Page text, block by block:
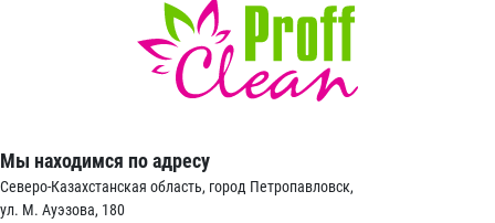
Мы находимся по адресу
Северо-Казахстанская область, город Петропавловск,
ул. М. Ауэзова, 180